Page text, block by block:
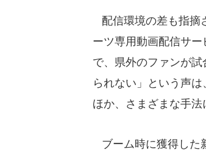
配信環境の差も指摘
ーツ専用動画配信サ
で、県外のファンが
られない」という声
ほか、さまざまな手法
ブーム時に獲得した